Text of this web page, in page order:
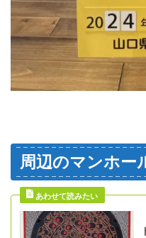
周辺のマンホー